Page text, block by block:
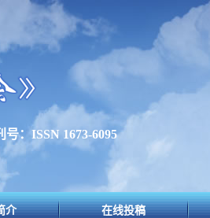
：ISSN 1673-6095
介 在线投稿